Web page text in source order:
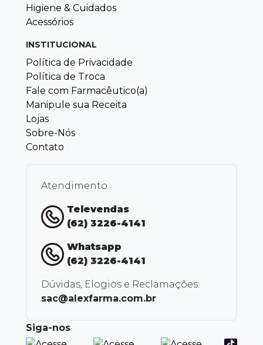
Higiene & Cuidados
Acessórios
INSTITUCIONAL
Política de Privacidade
Política de Troca
Fale com Farmacêutico(a)
Manipule sua Receita
Lojas
Sobre-Nós
Contato
Atendimento
Televendas
(62) 3226-4141
Whatsapp
(62) 3226-4141
Dúvidas, Elogios e Reclamações:
sac@alexfarma.com.br
Siga-nos